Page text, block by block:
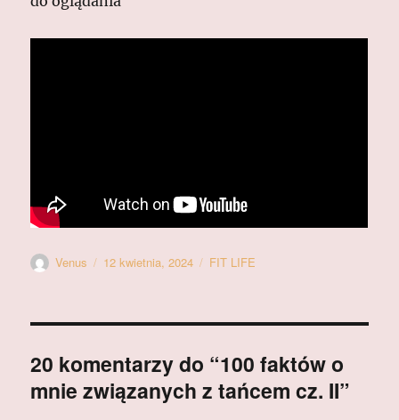
Autor
Venus
Data
12 kwietnia, 2024 Kategorie
FIT LIFE
20 komentarzy do “100 faktów o
mnie związanych z tańcem cz. II”